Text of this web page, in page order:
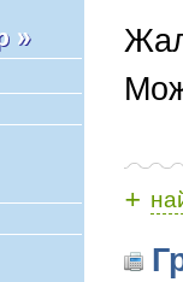
+